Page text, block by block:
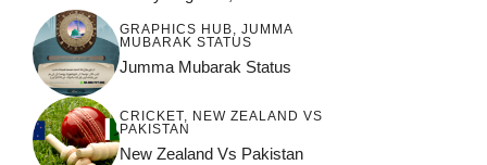
GRAPHICS HUB, JUMMA
MUBARAK STATUS
Jumma Mubarak Status
CRICKET, NEW ZEALAND VS
PAKISTAN
New Zealand Vs Pakistan